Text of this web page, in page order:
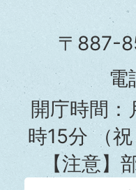
〒887-
電
開庁時間
時15分（
【注意